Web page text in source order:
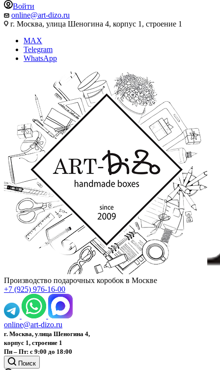
Войти
online@art-dizo.ru
г. Москва, улица Шеногина 4, корпус 1, строение 1
MAX
Telegram
WhatsApp
Производство подарочных коробок в Москве
+7 (925) 976-16-00
online@art-dizo.ru
г. Москва, улица Шеногина 4,
корпус 1, строение 1
Пн – Пт: с 9:00 до 18:00
Поиск